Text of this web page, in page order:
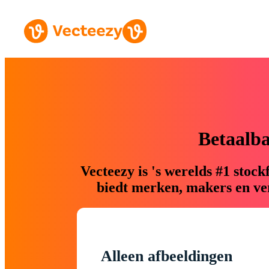
Vecteezy is 's werelds #1
biedt merken, makers en
Alleen afbeeldingen